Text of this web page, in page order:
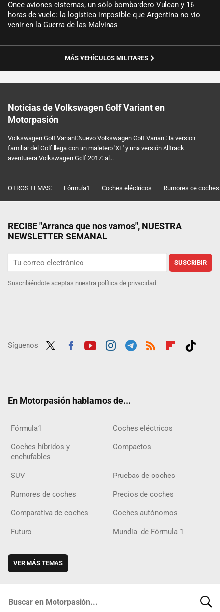
Once aviones cisternas, un sólo bombardero Vulcan y 16
horas de vuelo: la logística imposible que Argentina no vio
venir en la Guerra de las Malvinas
MÁS VEHÍCULOS MILITARES
Noticias de Volkswagen Golf Variant en
Motorpasión
Volkswagen Golf Variant:Nuevo Volkswagen Golf Variant: la versión
familiar del Golf llega con un maletero 'XL' y una versión Alltrack
aventurera.Volkswagen Golf 2017: al...
OTROS TEMAS: Fórmula1 Coches eléctricos Rumores de coches
RECIBE "Arranca que nos vamos", NUESTRA
NEWSLETTER SEMANAL
SUSCRIBIR
Suscribiéndote aceptas nuestra política de privacidad
Síguenos
En Motorpasión hablamos de...
Fórmula1 Coches eléctricos
Coches híbridos y
enchufables
Compactos
SUV Pruebas de coches
Rumores de coches Precios de coches
Comparativa de coches Coches autónomos
Futuro Mundial de Fórmula 1
VER MÁS TEMAS